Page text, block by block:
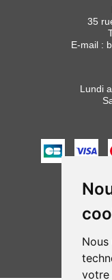
votre
35
E-mail :
Lundi